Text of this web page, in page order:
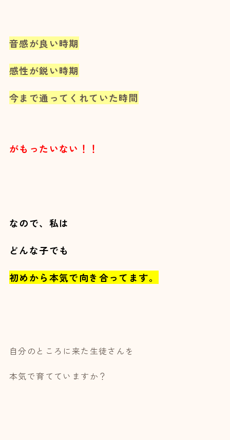
音感が良い時期
感性が鋭い時期
今まで通ってくれていた時間
がもったいない！！
なので、私は
どんな子でも
初めから本気で向き合ってます。
自分のところに来た生徒さんを
本気で育てていますか？